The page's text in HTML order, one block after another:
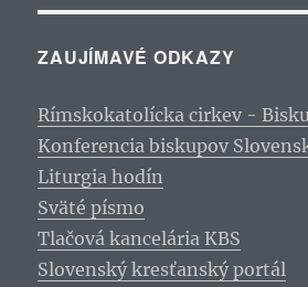
ZAUJÍMAVÉ ODKAZY
Rímskokatolícka cirkev -
Konferencia biskupov
Liturgia hodín
Sväté písmo
Tlačová kancelária KBS
Slovenský kresťanský portál